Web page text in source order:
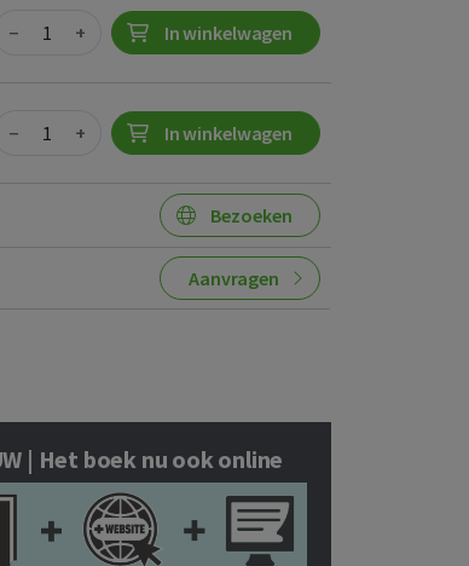
Quantity
− + In winkelwagen
Quantity
− + In winkelwagen
Bezoeken
Aanvragen
| Het boek nu ook online